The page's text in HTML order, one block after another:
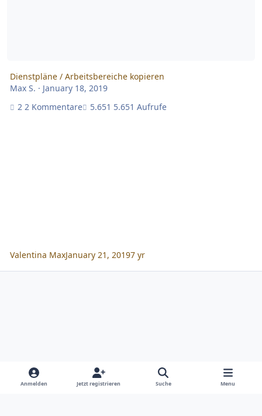
Dienstpläne / Arbeitsbereiche kopieren
Max S. · January 18, 2019
2 Kommentare
5.651 Aufrufe
Valentina MaxJanuary 21, 20197 yr
Anmelden Jetzt registrieren Suche Menu